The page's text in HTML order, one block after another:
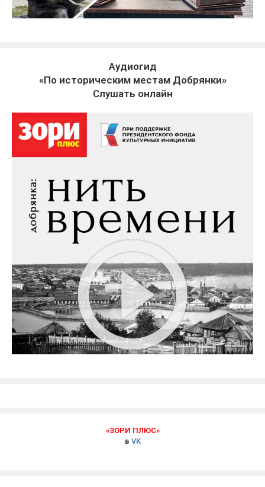
Аудиогид
«По историческим местам Добрянки»
Слушать онлайн
«ЗОРИ ПЛЮС»
в VK